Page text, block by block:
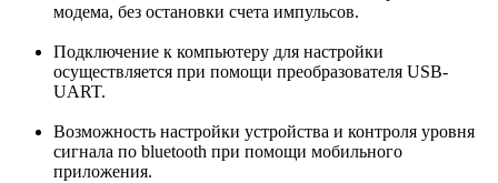
модема, без остановки счета импульсов.
Подключение к компьютеру для настройки
осуществляется при помощи преобразователя USB-
UART.
Возможность настройки устройства и контроля уровня
сигнала по bluetooth при помощи мобильного
приложения.